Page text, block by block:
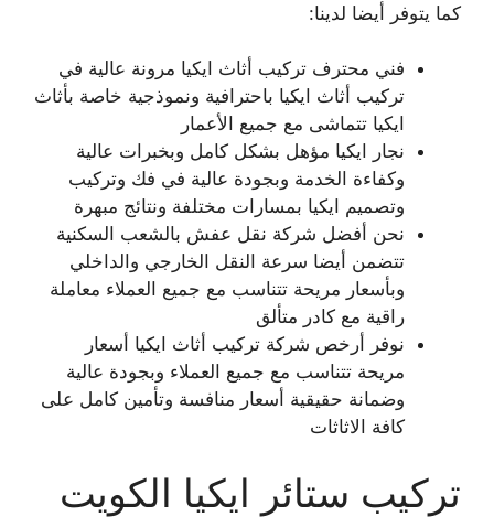
كما يتوفر أيضا لدينا:
فني محترف تركيب أثاث ايكيا مرونة عالية في
تركيب أثاث ايكيا باحترافية ونموذجية خاصة بأثاث
ايكيا تتماشى مع جميع الأعمار
نجار ايكيا مؤهل بشكل كامل وبخبرات عالية
وكفاءة الخدمة وبجودة عالية في فك وتركيب
وتصميم ايكيا بمسارات مختلفة ونتائج مبهرة
نحن أفضل شركة نقل عفش بالشعب السكنية
تتضمن أيضا سرعة النقل الخارجي والداخلي
وبأسعار مريحة تتناسب مع جميع العملاء معاملة
راقية مع كادر متألق
نوفر أرخص شركة تركيب أثاث ايكيا أسعار
مريحة تتناسب مع جميع العملاء وبجودة عالية
وضمانة حقيقية أسعار منافسة وتأمين كامل على
كافة الاثاثات
تركيب ستائر ايكيا الكويت